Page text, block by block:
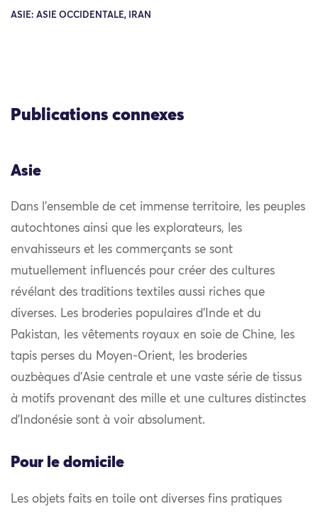
ASIE: ASIE OCCIDENTALE, IRAN
Publications connexes
Asie
Dans l’ensemble de cet immense territoire, les peuples
autochtones ainsi que les explorateurs, les
envahisseurs et les commerçants se sont
mutuellement influencés pour créer des cultures
révélant des traditions textiles aussi riches que
diverses. Les broderies populaires d’Inde et du
Pakistan, les vêtements royaux en soie de Chine, les
tapis perses du Moyen-Orient, les broderies
ouzbèques d’Asie centrale et une vaste série de tissus
à motifs provenant des mille et une cultures distinctes
d’Indonésie sont à voir absolument.
Pour le domicile
Les objets faits en toile ont diverses fins pratiques